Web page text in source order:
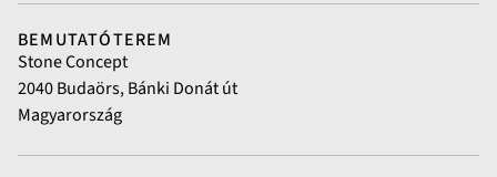
BEMUTATÓTEREM
Stone Concept
2040 Budaörs, Bánki Donát út
Magyarország